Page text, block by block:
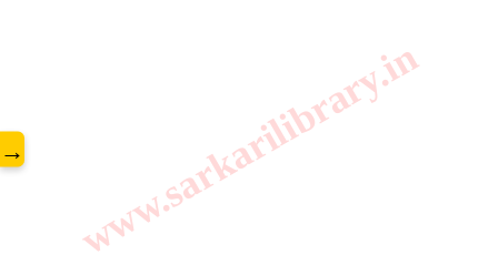
www.sarkarilibrary.in
→